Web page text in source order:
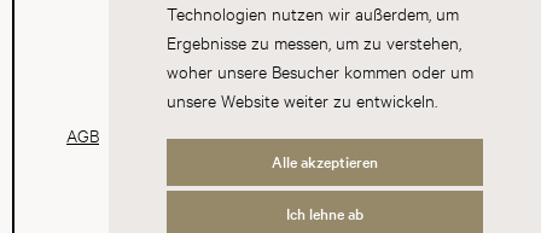
Technologien nutzen wir außerdem, um
Ergebnisse zu messen, um zu verstehen,
woher unsere Besucher kommen oder um
unsere Website weiter zu entwickeln.
Alle akzeptieren
Ich lehne ab
AGB Datenschutz Impressum Cookies